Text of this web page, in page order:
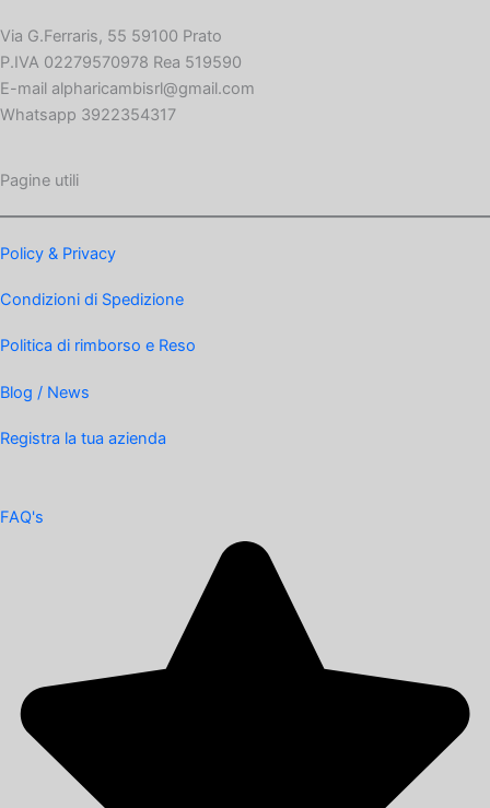
Via G.Ferraris, 55 59100 Prato
P.IVA 02279570978 Rea 519590
E-mail alpharicambisrl@gmail.com
Whatsapp 3922354317
Pagine utili
Policy & Privacy
Condizioni di Spedizione
Politica di rimborso e Reso
Blog / News
Registra la tua azienda
FAQ's